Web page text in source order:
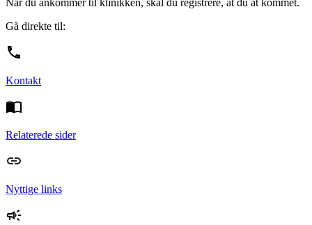
Når du ankommer til klinikken, skal du registrere, at du at kommet.
Gå direkte til:
Kontakt
Relaterede sider
Nyttige links